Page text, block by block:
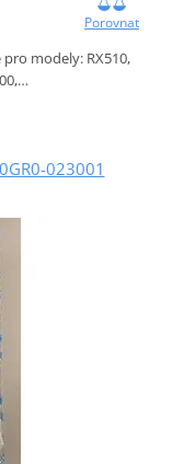
Porovnat
pro modely: RX510,
0GR0-023001